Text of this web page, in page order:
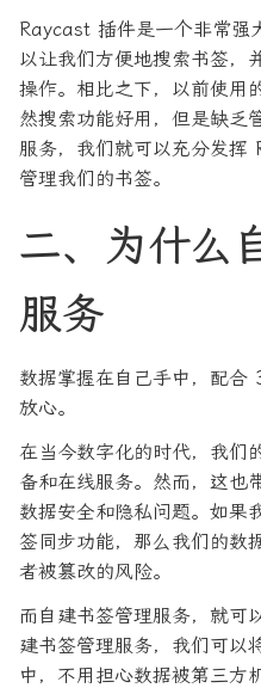
Raycast 插件是一个非常强
以让我们方便地搜索书签，
操作。相比之下，以前使用
然搜索功能好用，但是缺乏
服务，我们就可以充分发挥
管理我们的书签。
二、为什么
服务
数据掌握在自己手中，配
放心。
在当今数字化的时代，我们
备和在线服务。然而，这也
数据安全和隐私问题。如果
签同步功能，那么我们的数
者被篡改的风险。
而自建书签管理服务，就可
建书签管理服务，我们可以
中，不用担心数据被第三方